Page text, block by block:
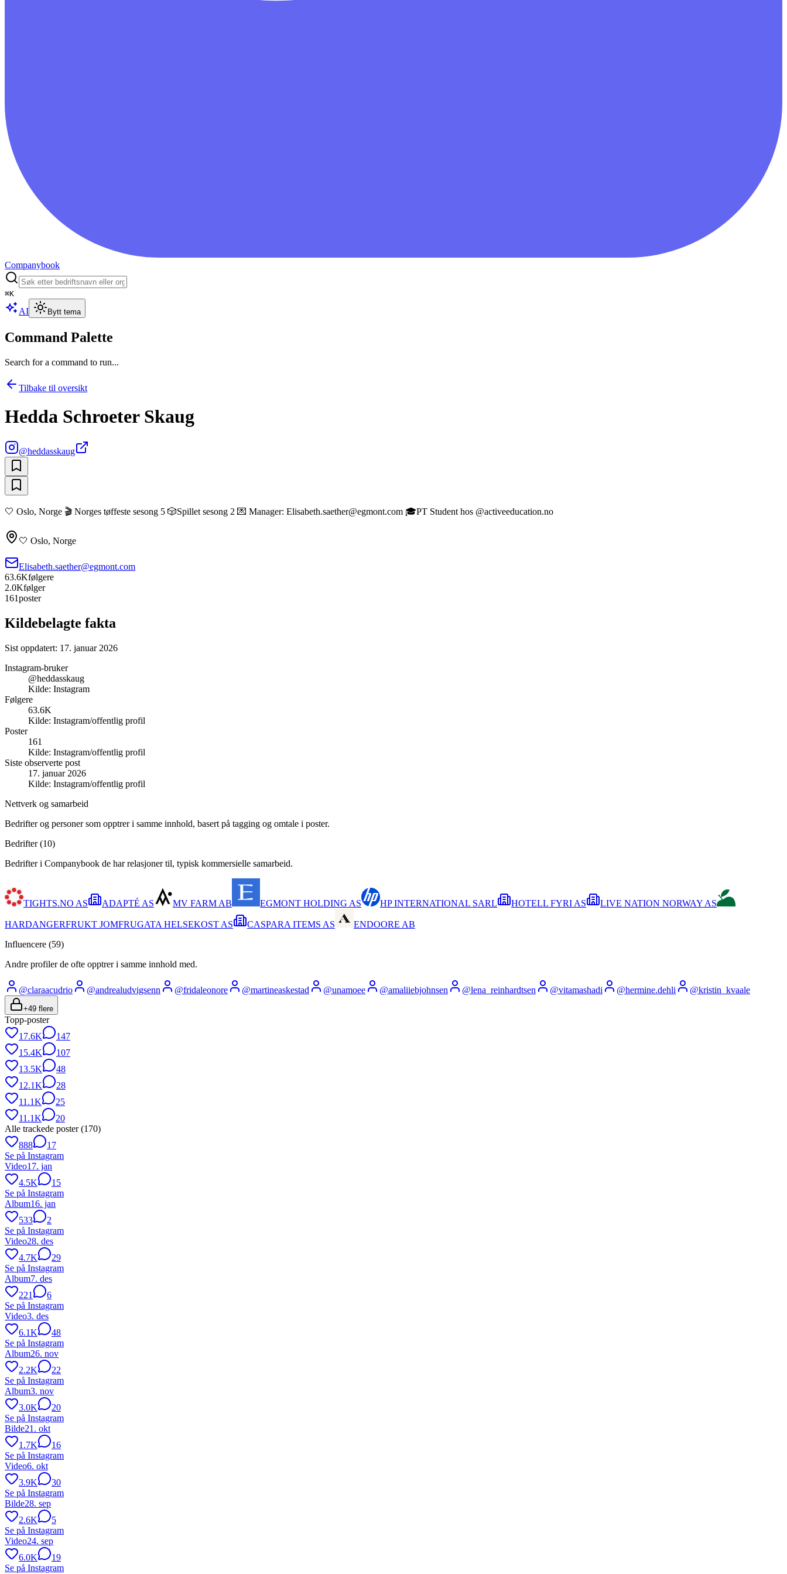
Companybook
⌘K
AI Bytt tema
Command Palette
Search for a command to run...
Tilbake til oversikt
Hedda Schroeter Skaug
@heddasskaug
🤍 Oslo, Norge 🎬 Norges tøffeste sesong 5 🎲Spillet sesong 2 💌 Manager: Elisabeth.saether@egmont.com 🎓PT Student hos @activeeducation.no
🤍 Oslo, Norge
Elisabeth.saether@egmont.com
63.6Kfølgere
2.0Kfølger
161poster
Kildebelagte fakta
Sist oppdatert: 17. januar 2026
Instagram-bruker
@heddasskaug
Kilde: Instagram
Følgere
63.6K
Kilde: Instagram/offentlig profil
Poster
161
Kilde: Instagram/offentlig profil
Siste observerte post
17. januar 2026
Kilde: Instagram/offentlig profil
Nettverk og samarbeid
Bedrifter og personer som opptrer i samme innhold, basert på tagging og omtale i poster.
Bedrifter (10)
Bedrifter i Companybook de har relasjoner til, typisk kommersielle samarbeid.
TIGHTS.NO AS ADAPTÉ AS MV FARM AB EGMONT HOLDING AS HP INTERNATIONAL SARL HOTELL FYRI AS LIVE NATION NORWAY AS
HARDANGERFRUKT JOMFRUGATA HELSEKOST AS CASPARA ITEMS AS
ENDOORE AB
Influencere (59)
Andre profiler de ofte opptrer i samme innhold med.
@claraacudrio @andrealudvigsenn @fridaleonore @martineaskestad @unamoee @amaliiebjohnsen @lena_reinhardtsen @vitamashadi @hermine.dehli @kristin_kvaale
+49 flere
Topp-poster
17.6K
147
15.4K
107
13.5K
48
12.1K
28
11.1K
25
11.1K
20
Alle trackede poster (170)
888
17
Se på Instagram
Video17. jan
4.5K
15
Se på Instagram
Album16. jan
533
2
Se på Instagram
Video28. des
4.7K
29
Se på Instagram
Album7. des
221
6
Se på Instagram
Video3. des
6.1K
48
Se på Instagram
Album26. nov
2.2K
22
Se på Instagram
Album3. nov
3.0K
20
Se på Instagram
Bilde21. okt
1.7K
16
Se på Instagram
Video6. okt
3.9K
30
Se på Instagram
Bilde28. sep
2.6K
5
Se på Instagram
Video24. sep
6.0K
19
Se på Instagram